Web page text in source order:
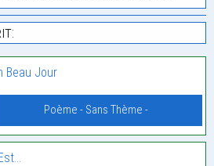
Beau Jour
Poème - Sans Thème -